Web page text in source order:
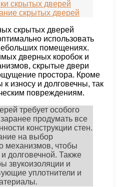
скрытых дверей
скрытых дверей
скрытых дверей
использовать
помещениях.
дверных коробок и
скрытые двери
простора. Кроме
к износу и долговечны, так
повреждениям.
требует особого
продумать все
конструкции стен.
на выбор
механизмов, чтобы
долговечной. Также
звукоизоляции и
уплотнители и